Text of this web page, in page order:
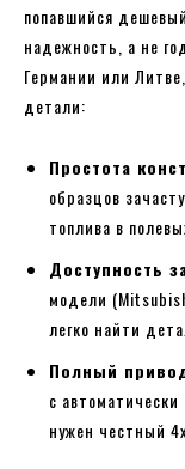
попавшийся
надежность, а не
Германии или
детали:
Простота
образцов
топлива в
Доступность
модели
легко найти
Полный
с
нужен честный